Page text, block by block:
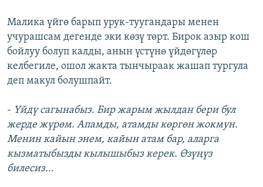
Малика үйгө барып урук-туугандары менен
учурашсам дегенде эки көзү төрт. Бирок азыр кош
бойлуу болуп калды, анын үстүнө үйдөгүлөр
келбегиле, ошол жакта тынчыраак жашап тургула
деп макул болушпайт.
- Үйдү сагынабыз. Бир жарым жылдан бери бул
жерде жүрөм. Апамды, атамды көргөн жокмун.
Менин кайын энем, кайын атам бар, аларга
кызматыбызды кылышыбыз керек. Өзүңүз
билесиз...